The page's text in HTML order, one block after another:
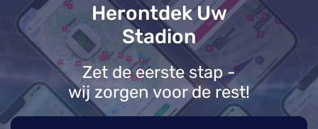
Herontdek Uw
Stadion
Zet de eerste stap -
wij zorgen voor de rest!